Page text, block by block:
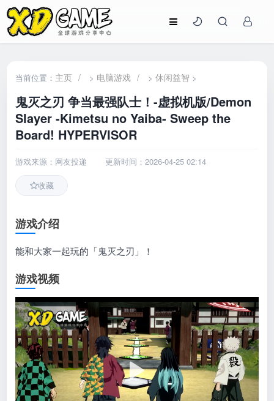
当前位置： 主页 / > 电脑游戏 / >休闲益智 >
鬼灭之刃 争当最强队士！-虚拟机版/Demon
Slayer -Kimetsu no Yaiba- Sweep the
Board! HYPERVISOR
游戏来源：网友投递 更新时间：2026-04-25 02:14
收藏
游戏介绍
能和大家一起玩的「鬼灭之刃」！
游戏视频